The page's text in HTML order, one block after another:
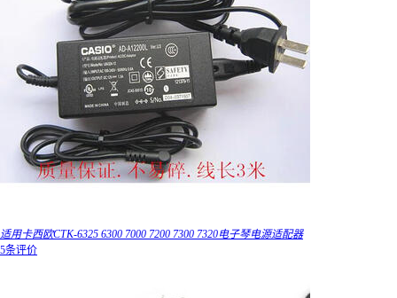
适用卡西欧CTK-6325 6300 7000 7200 7300 7320电子琴电源适配器
5条评价